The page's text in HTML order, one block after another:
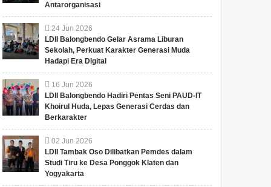
Antarorganisasi
24 Jun 2026
LDII Balongbendo Gelar Asrama Liburan
Sekolah, Perkuat Karakter Generasi Muda
Hadapi Era Digital
16 Jun 2026
LDII Balongbendo Hadiri Pentas Seni PAUD-IT
Khoirul Huda, Lepas Generasi Cerdas dan
Berkarakter
02 Jun 2026
LDII Tambak Oso Dilibatkan Pemdes dalam
Studi Tiru ke Desa Ponggok Klaten dan
Yogyakarta